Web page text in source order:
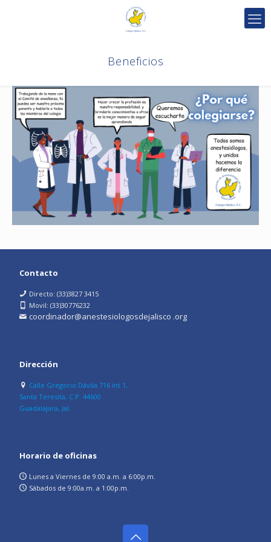
Beneficios
Contacto
Directo: (33)3827 3415
Movil: (33)30776232
coordinador@anestesiologosdejalisco .org
Dirección
Calle Gregorio Dávila 716 int 1,
Santa Teresita, C.P. 44600
Guadalajara, Jal.
Horario de oficinas
Lunes a Viernes de 9:00 a.m. a 6:00p.m.
Sábados de 9:00a.m. a 1:00p.m.